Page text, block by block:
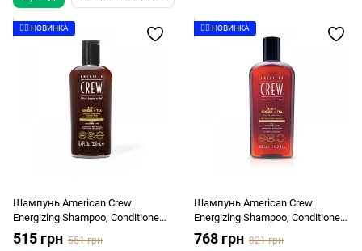
👉🏻 НОВИНКА
Шампунь American Crew
Energizing Shampoo, Conditioner
and Body wash Ginger Tea 250мл
515 грн 551 грн
👉🏻 НОВИНКА
Шампунь American Crew
Energizing Shampoo, Conditioner
and Body wash Ginger Tea 450мл
768 грн 821 грн